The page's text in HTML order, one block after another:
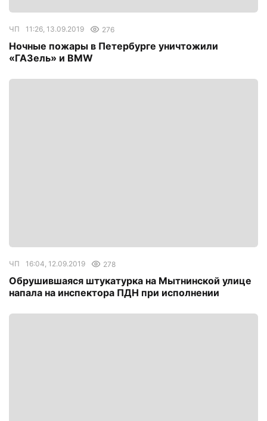
ЧП 11:26, 13.09.2019 276
Ночные пожары в Петербурге уничтожили
«ГАЗель» и BMW
ЧП 16:04, 12.09.2019 278
Обрушившаяся штукатурка на Мытнинской улице
напала на инспектора ПДН при исполнении